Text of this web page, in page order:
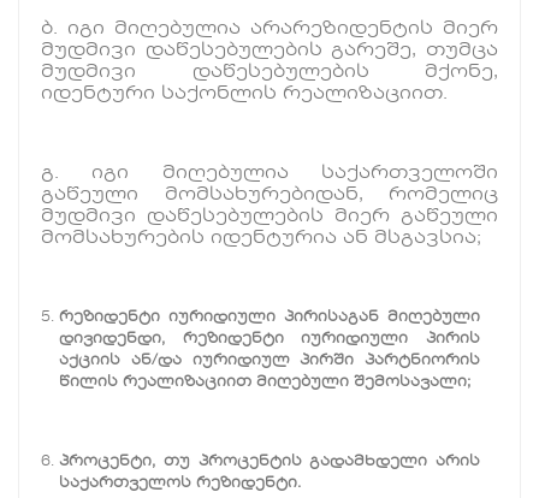
ბ. იგი მიღებულია არარეზიდენტის მიერ
მუდმივი დაწესებულების გარეშე, თუმცა
მუდმივი დაწესებულების მქონე,
იდენტური საქონლის რეალიზაციით.
გ. იგი მიღებულია საქართველოში
გაწეული მომსახურებიდან, რომელიც
მუდმივი დაწესებულების მიერ გაწეული
მომსახურების იდენტურია ან მსგავსია;
რეზიდენტი იურიდიული პირისაგან მიღებული
დივიდენდი, რეზიდენტი იურიდიული პირის
აქციის ან/და იურიდიულ პირში პარტნიორის
წილის რეალიზაციით მიღებული შემოსავალი;
პროცენტი, თუ პროცენტის გადამხდელი არის
საქართველოს რეზიდენტი.